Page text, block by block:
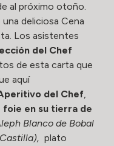
al próximo otoño.
una deliciosa Cena
Los asistentes
del Chef
de esta carta que
aquí
del Chef,
foie en su tierra de
Blanco de Bobal
plato